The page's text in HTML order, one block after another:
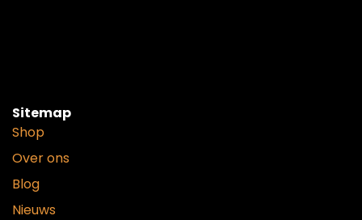
Sitemap
Shop
Over ons
Blog
Nieuws